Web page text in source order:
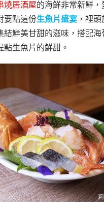
燒居酒屋的海鮮非常新鮮，
要點這份生魚片盛宴 ，裡頭
結鮮美甘甜的滋味，搭配海
生魚片的鮮甜。